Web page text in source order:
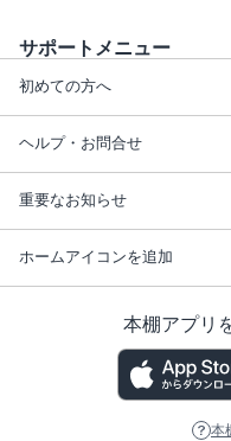
サポートメニュー
初めての方へ
ヘルプ・お問合せ
重要なお知らせ
ホームアイコンを追加
本棚アプリ
本